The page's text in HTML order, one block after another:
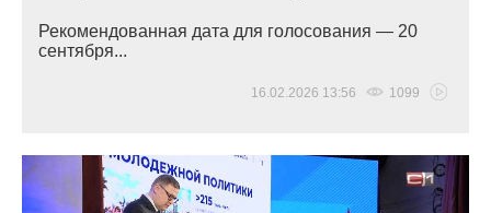
Рекомендованная дата для голосования — 20
сентября...
16.02.2026 13:56 1099